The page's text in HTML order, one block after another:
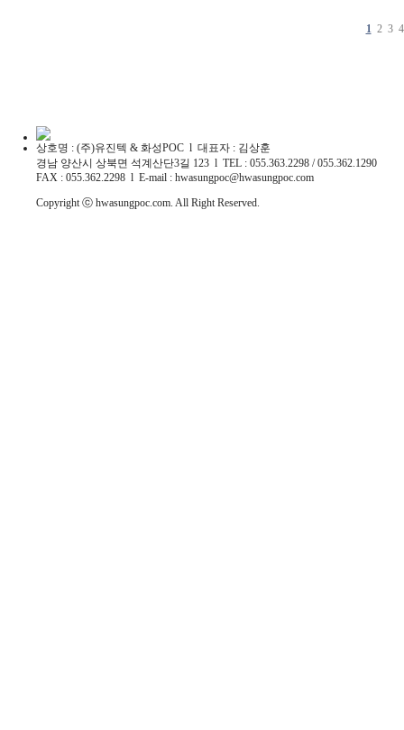
1 2 3 4
상호명 : (주)유진텍 & 화성POC l 대표자 : 김상훈
경남 양산시 상북면 석계산단3길 123 l TEL : 055.363.2298 / 055.362.1290
FAX : 055.362.2298 l E-mail : hwasungpoc@hwasungpoc.com
Copyright ⓒ hwasungpoc.com. All Right Reserved.